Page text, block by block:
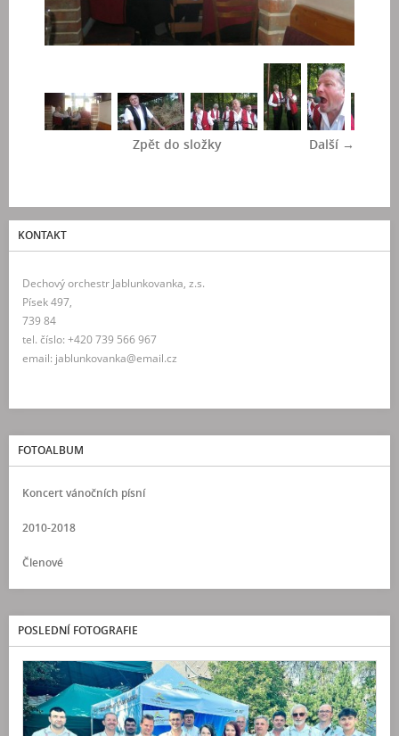
Další →
Zpět do složky
KONTAKT
Dechový orchestr Jablunkovanka, z.s.
Písek 497,
739 84
tel. číslo: +420 739 566 967
email: jablunkovanka@email.cz
FOTOALBUM
Koncert vánočních písní
2010-2018
Členové
POSLEDNÍ FOTOGRAFIE